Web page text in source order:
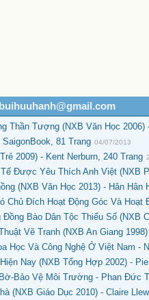
Thần Tượng (NXB Văn Học
81 Trang 04/07/2013
2009) - Kent Nerburn, 240 Trang
Được Yêu Thích Anh Việt (NXB
(NXB Văn Học 2013) - Hân Hân
Chủ Đích Hoạt Động Góc Và Hoạt
Đồng Bào Dân Tộc Thiểu Số (NXB
Vẽ Tranh (NXB An Giang
Học Và Công Nghệ Ở Việt Nam -
Nay (NXB Tổng Hợp 2002) -
Bảo Vệ Môi Trường - Phan Đức
(NXB Giáo Dục 2010) - Claire